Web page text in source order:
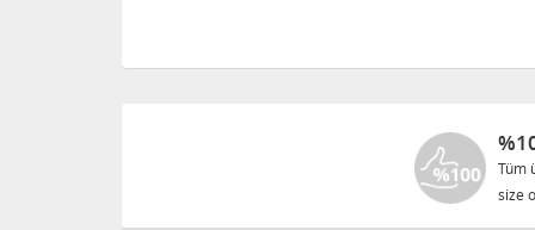
Tüm
size